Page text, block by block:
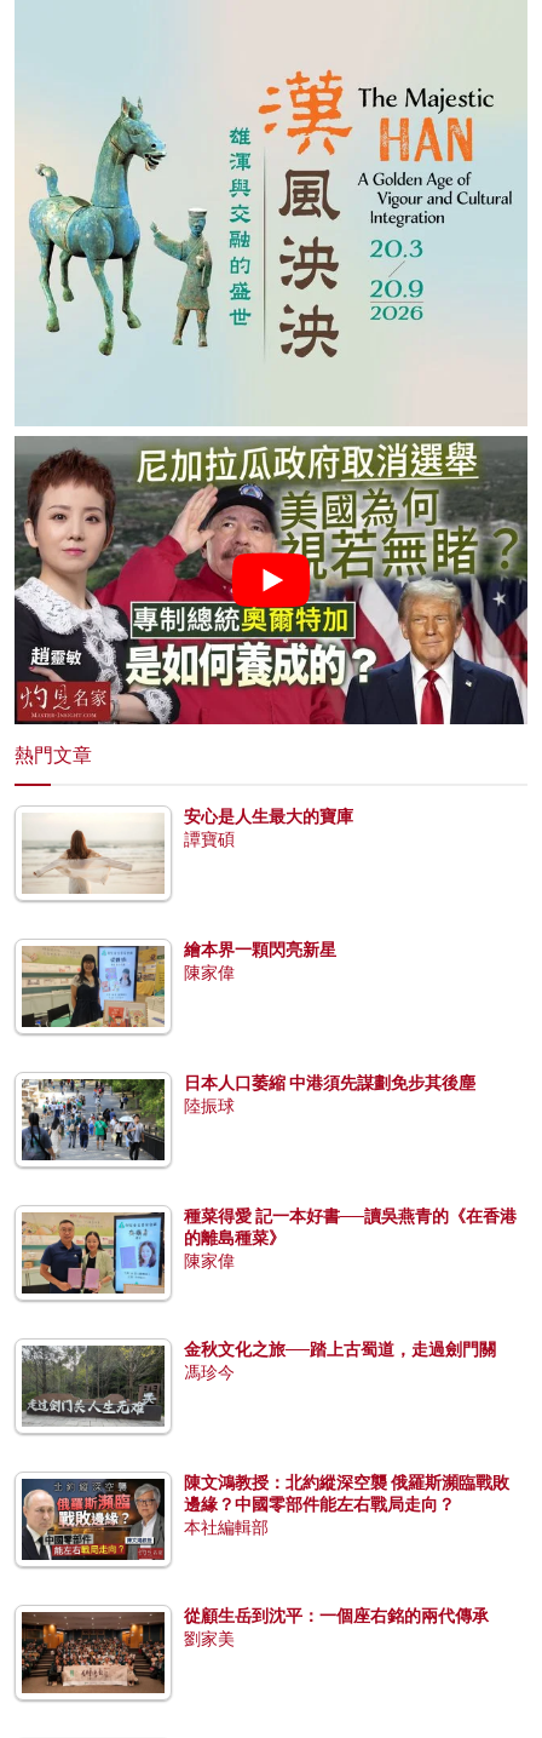
熱門文章
安心是人生最大的寶庫
譚寶碩
繪本界一顆閃亮新星
陳家偉
日本人口萎縮 中港須先謀劃免步其後塵
陸振球
種菜得愛 記一本好書──讀吳燕青的《在香港
的離島種菜》
陳家偉
金秋文化之旅──踏上古蜀道，走過劍門關
馮珍今
陳文鴻教授：北約縱深空襲 俄羅斯瀕臨戰敗
邊緣？中國零部件能左右戰局走向？
本社編輯部
從顧生岳到沈平：一個座右銘的兩代傳承
劉家美